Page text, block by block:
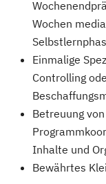
Wochen
Einmalige
Controlling
Betreuung
Inhalte und
Bewährtes